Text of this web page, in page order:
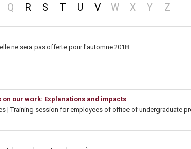
Qno
R S T U V Wno
Xno
Yno
Zno
ne sera pas offerte pour l'automne 2018.
our work: Explanations and impacts
| Training session for employees of office of undergraduate